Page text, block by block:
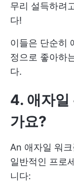
무리 설득하려
다!
이들은 단순히
정으로 좋아하
다.
4. 애자일
가요?
An 애자일 워
일반적인 프로
니다: